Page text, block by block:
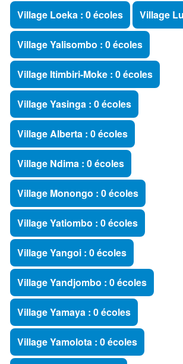
Village Loeka : 0 écoles Village
Village Yalisombo : 0 écoles
Village Itimbiri-Moke : 0 écoles
Village Yasinga : 0 écoles
Village Alberta : 0 écoles
Village Ndima : 0 écoles
Village Monongo : 0 écoles
Village Yatiombo : 0 écoles
Village Yangoi : 0 écoles
Village Yandjombo : 0 écoles
Village Yamaya : 0 écoles
Village Yamolota : 0 écoles